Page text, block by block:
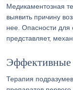
Медикаментозная
выявить причину
нее. Опасности
представляет,
Эффективные
Терапия